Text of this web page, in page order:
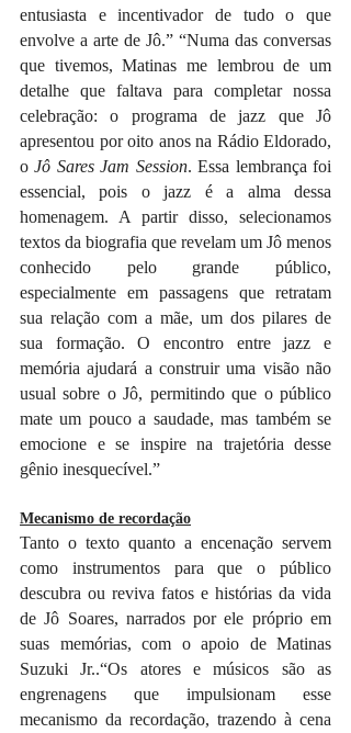
entusiasta e incentivador de tudo o que
envolve a arte de Jô.” “Numa das conversas
que tivemos, Matinas me lembrou de um
detalhe que faltava para completar nossa
celebração: o programa de jazz que Jô
apresentou por oito anos na Rádio Eldorado,
o Jô Sares Jam Session. Essa lembrança foi
essencial, pois o jazz é a alma dessa
homenagem. A partir disso, selecionamos
textos da biografia que revelam um Jô menos
conhecido pelo grande público,
especialmente em passagens que retratam
sua relação com a mãe, um dos pilares de
sua formação. O encontro entre jazz e
memória ajudará a construir uma visão não
usual sobre o Jô, permitindo que o público
mate um pouco a saudade, mas também se
emocione e se inspire na trajetória desse
gênio inesquecível.”
Mecanismo de recordação
Tanto o texto quanto a encenação servem
como instrumentos para que o público
descubra ou reviva fatos e histórias da vida
de Jô Soares, narrados por ele próprio em
suas memórias, com o apoio de Matinas
Suzuki Jr..“Os atores e músicos são as
engrenagens que impulsionam esse
mecanismo da recordação, trazendo à cena